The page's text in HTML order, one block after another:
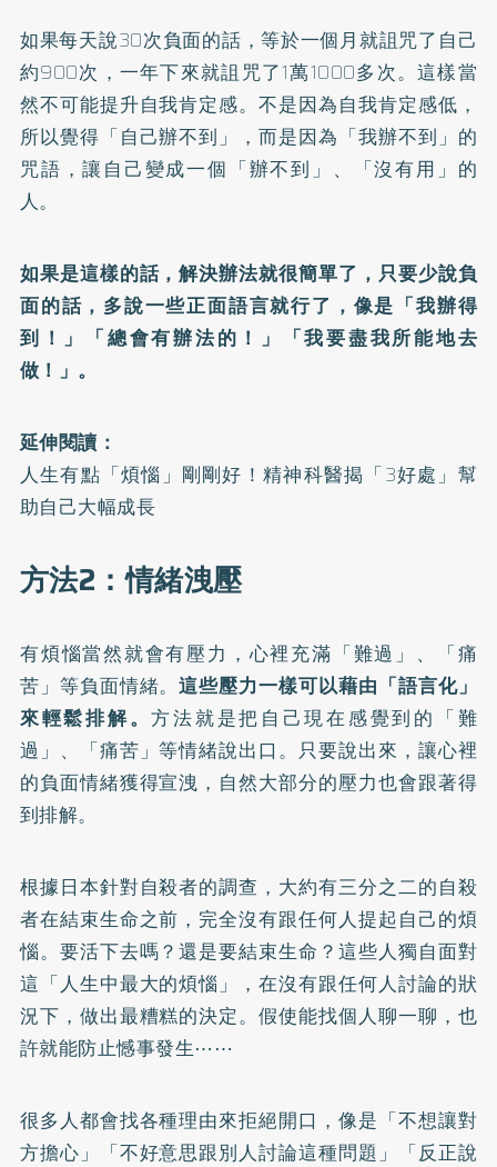
如果每天說30次負面的話，等於一個月就詛咒了自己
約900次，一年下來就詛咒了1萬1000多次。這樣當
然不可能提升自我肯定感。不是因為自我肯定感低，
所以覺得「自己辦不到」，而是因為「我辦不到」的
咒語，讓自己變成一個「辦不到」、「沒有用」的
人。
如果是這樣的話，解決辦法就很簡單了，只要少說負
面的話，多說一些正面語言就行了，像是「我辦得
到！」「總會有辦法的！」「我要盡我所能地去
做！」。
延伸閱讀：
人生有點「煩惱」剛剛好！精神科醫揭「3好處」幫
助自己大幅成長
方法2：情緒洩壓
有煩惱當然就會有壓力，心裡充滿「難過」、「痛
苦」等負面情緒。這些壓力一樣可以藉由「語言化」
來輕鬆排解。方法就是把自己現在感覺到的「難
過」、「痛苦」等情緒說出口。只要說出來，讓心裡
的負面情緒獲得宣洩，自然大部分的壓力也會跟著得
到排解。
根據日本針對自殺者的調查，大約有三分之二的自殺
者在結束生命之前，完全沒有跟任何人提起自己的煩
惱。要活下去嗎？還是要結束生命？這些人獨自面對
這「人生中最大的煩惱」，在沒有跟任何人討論的狀
況下，做出最糟糕的決定。假使能找個人聊一聊，也
許就能防止憾事發生⋯⋯
很多人都會找各種理由來拒絕開口，像是「不想讓對
方擔心」「不好意思跟別人討論這種問題」「反正說